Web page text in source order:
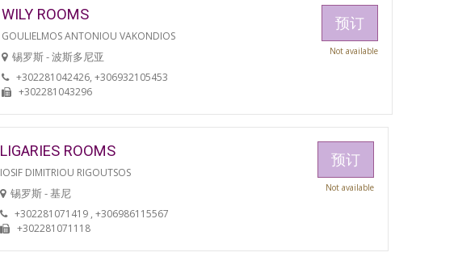
WILY ROOMS
GOULIELMOS ANTONIOU VAKONDIOS
锡罗斯 - 波斯多尼亚
+302281042426, +306932105453
+302281043296
预订
Not available
LIGARIES ROOMS
IOSIF DIMITRIOU RIGOUTSOS
锡罗斯 - 基尼
+302281071419 , +306986115567
+302281071118
预订
Not available